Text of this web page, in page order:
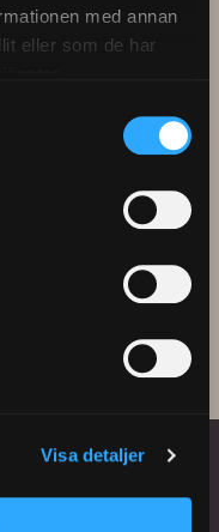
med annan
eller som de har
Visa detaljer